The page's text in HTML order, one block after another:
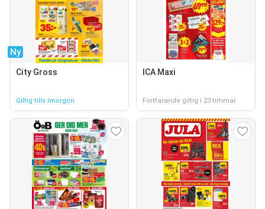
Ny
City Gross
Giltig tills imorgon
ICA Maxi
Fortfarande giltig i 23 timmar